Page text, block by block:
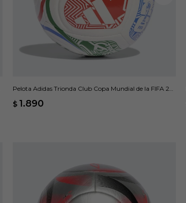
Pelota Adidas Trionda Club Copa Mundial de la FIFA 26
$ 1.890